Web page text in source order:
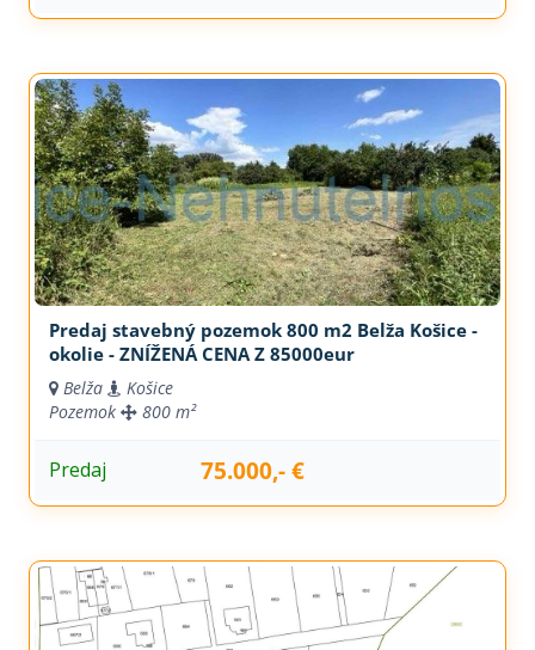
Predaj stavebný pozemok 800 m2 Belža Košice -
okolie - ZNÍŽENÁ CENA Z 85000eur
Belža
Košice
Pozemok
800 m²
Predaj 75.000,- €